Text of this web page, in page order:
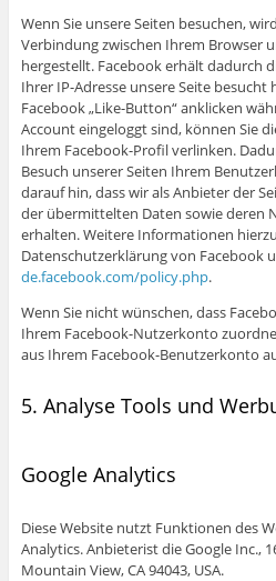
Wenn Sie unsere Seiten besuchen,
Verbindung zwischen Ihrem Browser
hergestellt. Facebook erhält dadurch
Ihrer IP-Adresse unsere Seite besucht
Facebook „Like-Button“ anklicken
Account eingeloggt sind, können Sie
Ihrem Facebook-Profil verlinken.
Besuch unserer Seiten Ihrem
darauf hin, dass wir als Anbieter der
der übermittelten Daten sowie deren
erhalten. Weitere Informationen
Datenschutzerklärung von Facebook
de.facebook.com/policy.php.
Wenn Sie nicht wünschen, dass
Ihrem Facebook-Nutzerkonto
aus Ihrem Facebook-Benutzerkonto
5. Analyse Tools und
Google Analytics
Diese Website nutzt Funktionen des
Analytics. Anbieterist die Google Inc.,
Mountain View, CA 94043, USA.